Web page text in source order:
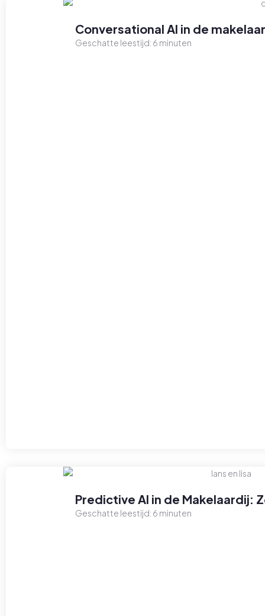
Conversational AI in de
Geschatte leestijd: 6 minuten
Predictive AI in de Makelaardij:
Geschatte leestijd: 6 minuten